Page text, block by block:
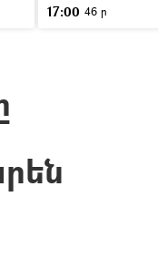
17:00 46 ր